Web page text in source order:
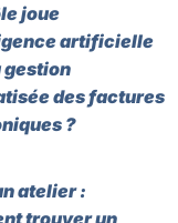
joue
artificielle
gestion
des factures
?
atelier :
trouver un